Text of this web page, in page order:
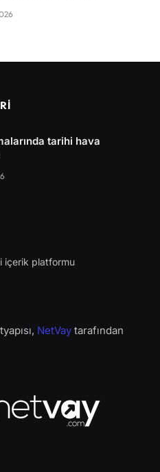
tarihi hava
içerik platformu
NetVay tarafından